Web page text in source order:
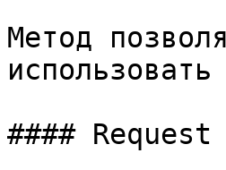
Метод
#### Request